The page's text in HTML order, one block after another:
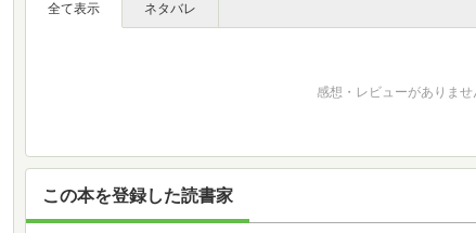
全て表示 ネタバレ
感想・レビューがありませ
この本を登録した読書家